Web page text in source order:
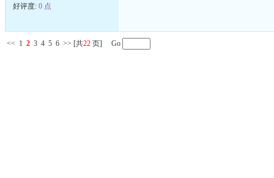
好评度: 0 点
<< 1 2 3 4 5 6 >> [共22 页] Go